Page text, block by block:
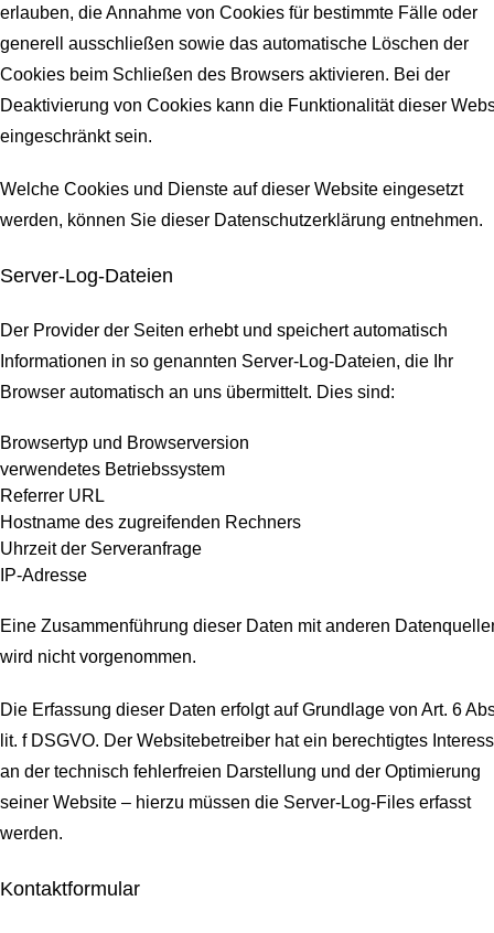
erlauben, die Annahme von Cookies für bestimmte Fälle oder
generell ausschließen sowie das automatische Löschen der
Cookies beim Schließen des Browsers aktivieren. Bei der
Deaktivierung von Cookies kann die Funktionalität dieser
eingeschränkt sein.
Welche Cookies und Dienste auf dieser Website eingesetzt
werden, können Sie dieser Datenschutzerklärung entnehmen.
Server-Log-Dateien
Der Provider der Seiten erhebt und speichert automatisch
Informationen in so genannten Server-Log-Dateien, die Ihr
Browser automatisch an uns übermittelt. Dies sind:
Browsertyp und Browserversion
verwendetes Betriebssystem
Referrer URL
Hostname des zugreifenden Rechners
Uhrzeit der Serveranfrage
IP-Adresse
Eine Zusammenführung dieser Daten mit anderen
wird nicht vorgenommen.
Die Erfassung dieser Daten erfolgt auf Grundlage von Art. 6
lit. f DSGVO. Der Websitebetreiber hat ein berechtigtes
an der technisch fehlerfreien Darstellung und der Optimierung
seiner Website – hierzu müssen die Server-Log-Files erfasst
werden.
Kontaktformular